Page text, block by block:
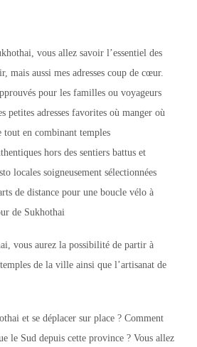
vous allez savoir l’essentiel des
mais aussi mes adresses coup de cœur.
pour les familles ou voyageurs
petites adresses favorites où manger où
en combinant temples
hors des sentiers battus et
locales soigneusement sélectionnées
de distance pour une boucle vélo à
de Sukhothai
vous aurez la possibilité de partir à
de la ville ainsi que l’artisanat de
et se déplacer sur place ? Comment
le Sud depuis cette province ? Vous allez